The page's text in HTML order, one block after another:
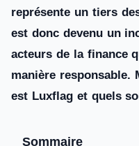
représente un tiers
est donc devenu un
acteurs de la finance
manière responsable.
est Luxflag et quels
Sommaire